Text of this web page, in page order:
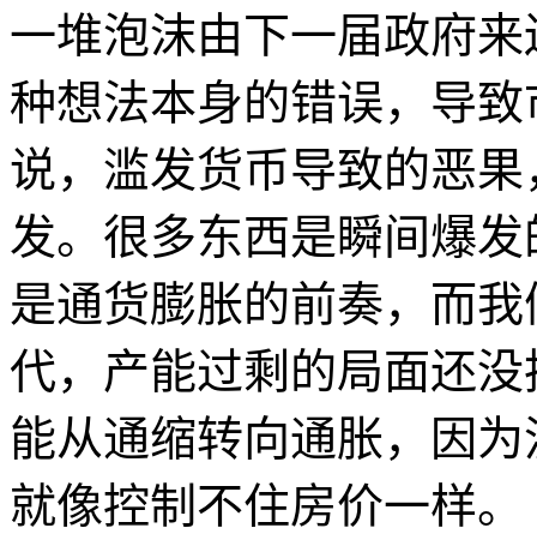
一堆泡沫由下一届政府
种想法本身的错误，导
说，滥发货币导致的恶
发。很多东西是瞬间爆
是通货膨胀的前奏，而
代，产能过剩的局面还
能从通缩转向通胀，因
就像控制不住房价一样。